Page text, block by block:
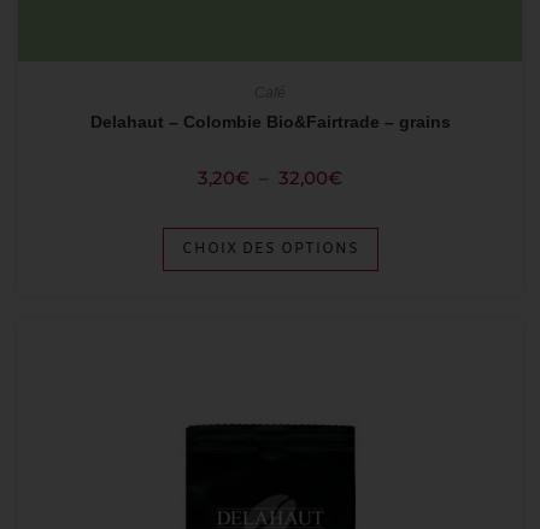
Delahaut – Colombie Bio&Fairtrade – grains
3,20€ 32,00€
CHOIX DES OPTIONS